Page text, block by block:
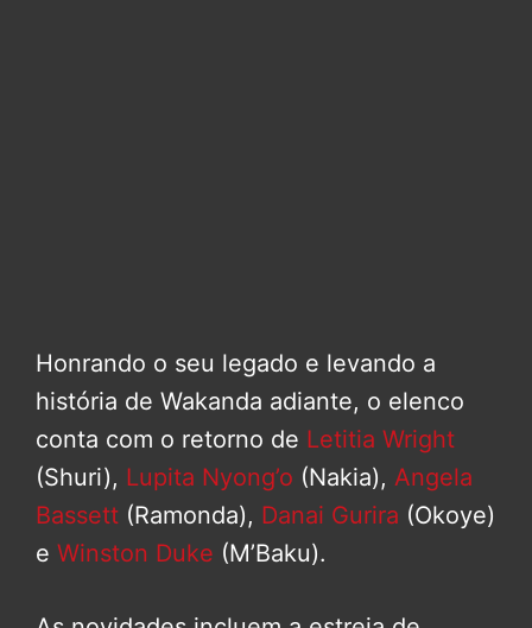
Honrando o seu legado e levando a
história de Wakanda adiante, o elenco
conta com o retorno de Letitia Wright
(Shuri), Lupita Nyong’o (Nakia), Angela
Bassett (Ramonda), Danai Gurira (Okoye)
e Winston Duke (M’Baku).